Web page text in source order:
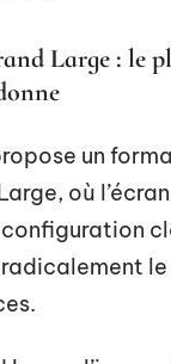
Large : le
un
où